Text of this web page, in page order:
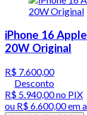
iPhone 16
20W Original
R$ 7.600,00
Desconto
R$ 5.940,00no PIX
ou R$ 6.600,00em